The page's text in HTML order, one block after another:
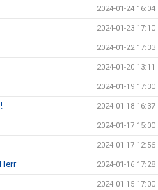
2024-01-24 16:04
2024-01-23 17:10
2024-01-22 17:33
2024-01-20 13:11
2024-01-19 17:30
2024-01-18 16:37
2024-01-17 15:00
2024-01-17 12:56
2024-01-16 17:28
2024-01-15 17:00